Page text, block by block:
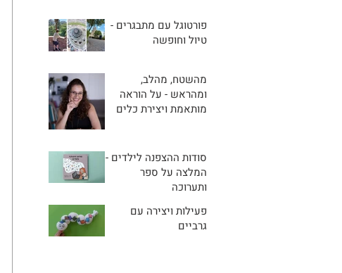
פורטוגל עם מתבגרים -
טיול וחופשה
מהשטח, מהלב,
ומהראש - על הוראה
מותאמת ויצירת כלים
סודות ההצפנה לילדים -
המלצה על ספר
ותערוכה
פעילות ויצירה עם
גרביים